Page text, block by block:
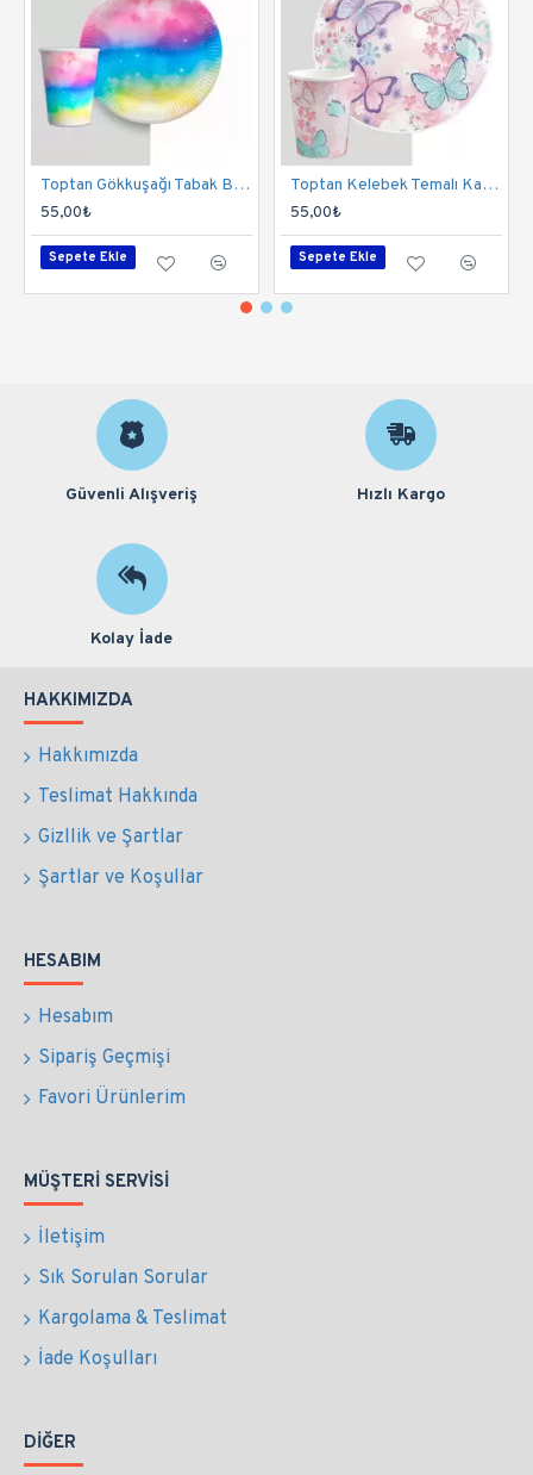
Toptan Gökkuşağı Tabak Bardak Set
55,00₺
Sepete Ekle
Toptan Kelebek Temalı Karton Bardak Tabak Set
55,00₺
Sepete Ekle
Güvenli Alışveriş Hızlı Kargo
Kolay İade
HAKKIMIZDA
Hakkımızda
Teslimat Hakkında
Gizllik ve Şartlar
Şartlar ve Koşullar
HESABIM
Hesabım
Sipariş Geçmişi
Favori Ürünlerim
MÜŞTERI SERVISI
İletişim
Sık Sorulan Sorular
Kargolama & Teslimat
İade Koşulları
DIĞER